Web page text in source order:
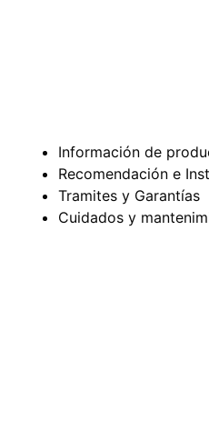
Información de
Recomendación e
Tramites y Garantías
Cuidados y